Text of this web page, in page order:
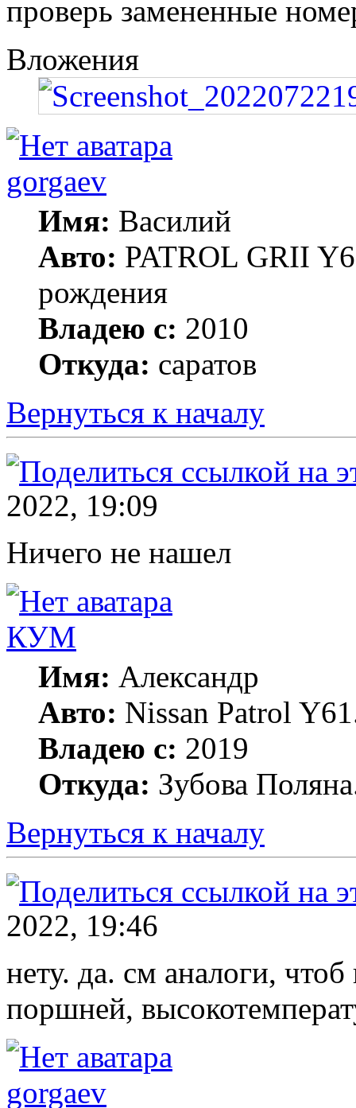
проверь замененные
Вложения
gorgaev
Имя: Василий
Авто: PATROL GRII
рождения
Владею с: 2010
Откуда: саратов
Вернуться к началу
2022, 19:09
Ничего не нашел
КУМ
Имя: Александр
Авто: Nissan Patrol
Владею с: 2019
Откуда: Зубова
Вернуться к началу
2022, 19:46
нету. да. см аналоги,
поршней,
gorgaev